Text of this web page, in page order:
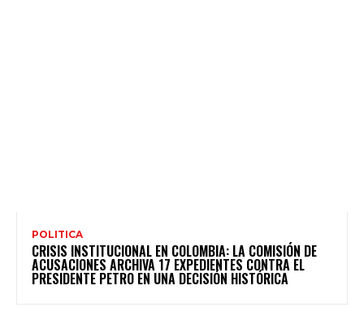
POLITICA
CRISIS INSTITUCIONAL EN COLOMBIA: LA COMISIÓN DE
ACUSACIONES ARCHIVA 17 EXPEDIENTES CONTRA EL
PRESIDENTE PETRO EN UNA DECISIÓN HISTÓRICA